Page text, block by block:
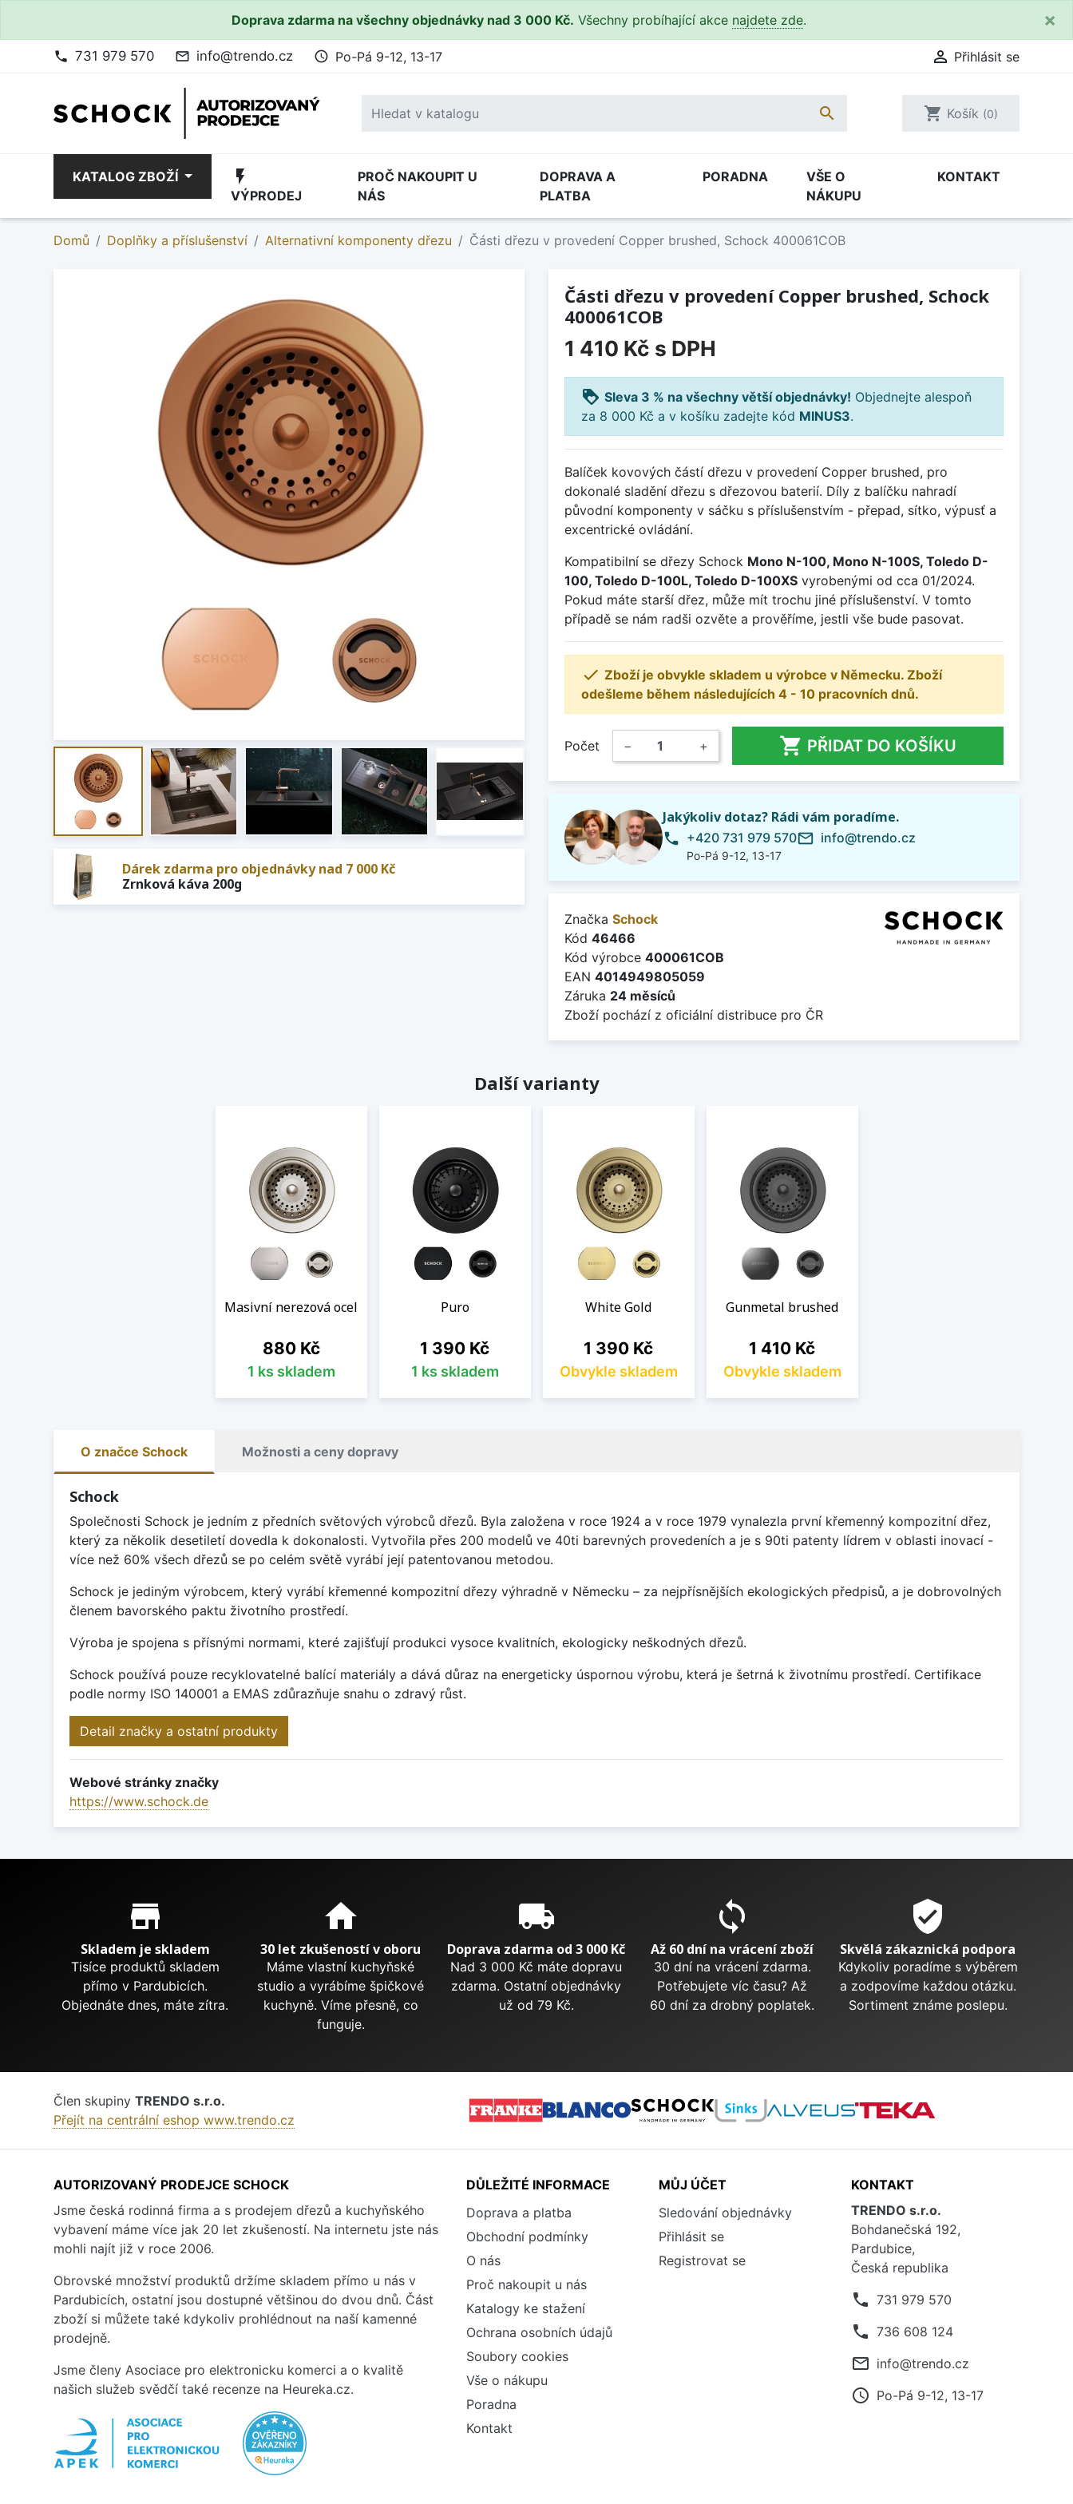
Doprava zdarma na všechny objednávky nad 3 000 Kč. Všechny probíhající akce najdete zde. ×
phone 731 979 570 mail_outline info@trendo.cz access_time Po-Pá 9-12, 13-17  Přihlásit se
 shopping_cart Košík (0)
KATALOG ZBOŽÍ flash_on
VÝPRODEJ
PROČ NAKOUPIT U
NÁS
DOPRAVA A
PLATBA
PORADNA
VŠE O
NÁKUPU
KONTAKT
Domů Doplňky a příslušenství Alternativní komponenty dřezu Části dřezu v provedení Copper brushed, Schock 400061COB
Dárek zdarma pro objednávky nad 7 000 Kč
Zrnková káva 200g
Části dřezu v provedení Copper brushed, Schock
400061COB
1 410 Kč s DPH
loyalty Sleva 3 % na všechny větší objednávky! Objednejte alespoň
za 8 000 Kč a v košíku zadejte kód MINUS3.
Balíček kovových částí dřezu v provedení Copper brushed, pro
dokonalé sladění dřezu s dřezovou baterií. Díly z balíčku nahradí
původní komponenty v sáčku s příslušenstvím - přepad, sítko, výpusť a
excentrické ovládání.
Kompatibilní se dřezy Schock Mono N-100, Mono N-100S, Toledo D-
100, Toledo D-100L, Toledo D-100XS vyrobenými od cca 01/2024.
Pokud máte starší dřez, může mít trochu jiné příslušenství. V tomto
případě se nám radši ozvěte a prověříme, jestli vše bude pasovat.
 Zboží je obvykle skladem u výrobce v Německu. Zboží
odešleme během následujících 4 - 10 pracovních dnů.
Počet − +  PŘIDAT DO KOŠÍKU
Jakýkoliv dotaz? Rádi vám poradíme.
phone +420 731 979 570
Po-Pá 9-12, 13-17
mail_outline info@trendo.cz
Značka Schock
Kód 46466
Kód výrobce 400061COB
EAN 4014949805059
Záruka 24 měsíců
Zboží pochází z oficiální distribuce pro ČR
Další varianty
Masivní nerezová ocel
Cena
880 Kč
1 ks skladem
Puro
Cena
1 390 Kč
1 ks skladem
White Gold
Cena
1 390 Kč
Obvykle skladem
Gunmetal brushed
Cena
1 410 Kč
Obvykle skladem
O značce Schock Možnosti a ceny dopravy
Schock
Společnosti Schock je jedním z předních světových výrobců dřezů. Byla založena v roce 1924 a v roce 1979 vynalezla první křemenný kompozitní dřez,
který za několik desetiletí dovedla k dokonalosti. Vytvořila přes 200 modelů ve 40ti barevných provedeních a je s 90ti patenty lídrem v oblasti inovací -
více než 60% všech dřezů se po celém světě vyrábí její patentovanou metodou.
Schock je jediným výrobcem, který vyrábí křemenné kompozitní dřezy výhradně v Německu – za nejpřísnějších ekologických předpisů, a je dobrovolných
členem bavorského paktu životního prostředí.
Výroba je spojena s přísnými normami, které zajišťují produkci vysoce kvalitních, ekologicky neškodných dřezů.
Schock používá pouze recyklovatelné balící materiály a dává důraz na energeticky úspornou výrobu, která je šetrná k životnímu prostředí. Certifikace
podle normy ISO 140001 a EMAS zdůrazňuje snahu o zdravý růst.
Detail značky a ostatní produkty
Webové stránky značky
https://www.schock.de
Proč nakupovat u nás?
store_mall_directory
Skladem je skladem
Tisíce produktů skladem
přímo v Pardubicích.
Objednáte dnes, máte zítra.
home
30 let zkušeností v oboru
Máme vlastní kuchyňské
studio a vyrábíme špičkové
kuchyně. Víme přesně, co
funguje.
local_shipping
Doprava zdarma od 3 000 Kč
Nad 3 000 Kč máte dopravu
zdarma. Ostatní objednávky
už od 79 Kč.
sync
Až 60 dní na vrácení zboží
30 dní na vrácení zdarma.
Potřebujete víc času? Až
60 dní za drobný poplatek.
verified_user
Skvělá zákaznická podpora
Kdykoliv poradíme s výběrem
a zodpovíme každou otázku.
Sortiment známe poslepu.
Člen skupiny TRENDO s.r.o.
Přejít na centrální eshop www.trendo.cz
AUTORIZOVANÝ PRODEJCE SCHOCK
Jsme česká rodinná firma a s prodejem dřezů a kuchyňského
vybavení máme více jak 20 let zkušeností. Na internetu jste nás
mohli najít již v roce 2006.
Obrovské množství produktů držíme skladem přímo u nás v
Pardubicích, ostatní jsou dostupné většinou do dvou dnů. Část
zboží si můžete také kdykoliv prohlédnout na naší kamenné
prodejně.
Jsme členy Asociace pro elektronicku komerci a o kvalitě
našich služeb svědčí také recenze na Heureka.cz.
DŮLEŽITÉ INFORMACE
Doprava a platba
Obchodní podmínky
O nás
Proč nakoupit u nás
Katalogy ke stažení
Ochrana osobních údajů
Soubory cookies
Vše o nákupu
Poradna
Kontakt
MŮJ ÚČET
Sledování objednávky
Přihlásit se
Registrovat se
KONTAKT
TRENDO s.r.o.
Bohdanečská 192,
Pardubice,
Česká republika
phone 731 979 570
phone 736 608 124
mail_outline info@trendo.cz
access_time Po-Pá 9-12, 13-17